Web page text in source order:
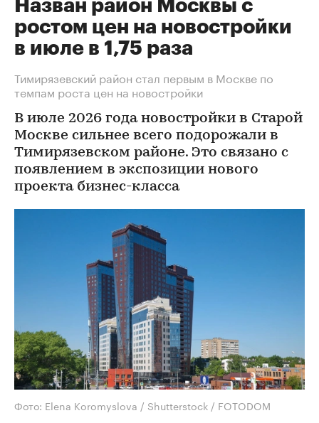
Назван район Москвы с
ростом цен на новостройки
в июле в 1,75 раза
Тимирязевский район стал первым в Москве по
темпам роста цен на новостройки
В июле 2026 года новостройки в Старой
Москве сильнее всего подорожали в
Тимирязевском районе. Это связано с
появлением в экспозиции нового
проекта бизнес-класса
Фото: Elena Koromyslova / Shutterstock / FOTODOM